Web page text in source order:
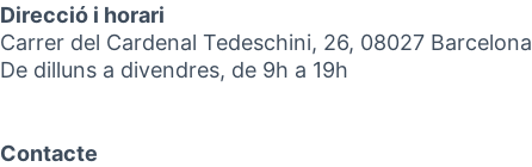
Direcció i horari
Carrer del Cardenal Tedeschini, 26, 08027 Barcelona
De dilluns a divendres, de 9h a 19h
Contacte